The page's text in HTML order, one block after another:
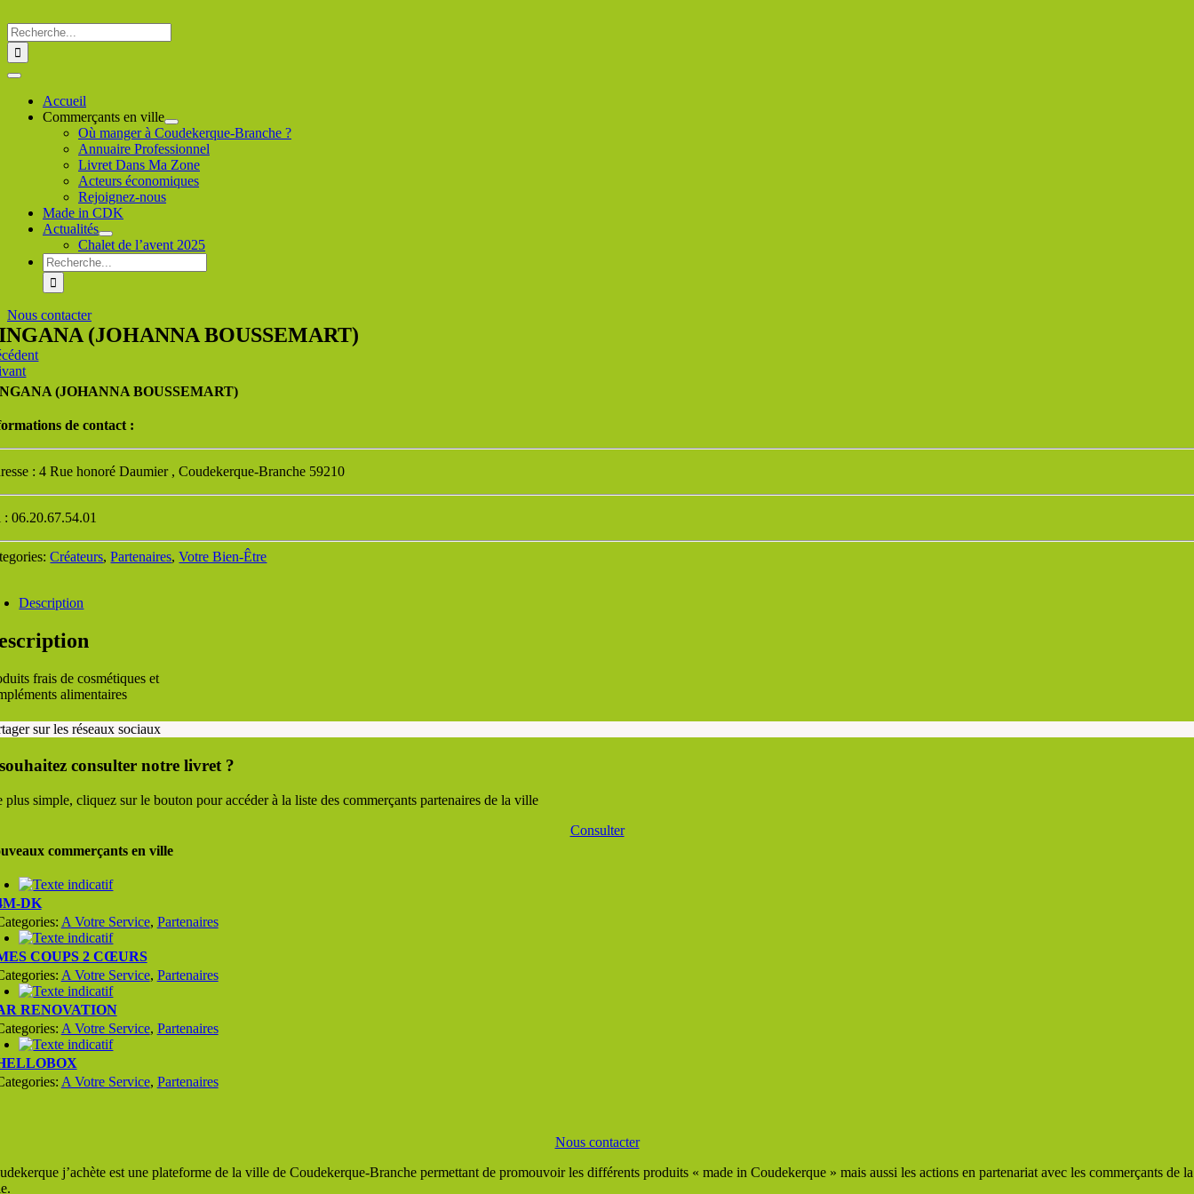
au
contenu
Rechercher
:
Toggle
NavigationAccueil
Commerçants en ville
Où manger à Coudekerque-Branche ?
Annuaire Professionnel
Livret Dans Ma Zone
Acteurs économiques
Rejoignez-nous
Made in CDK
Actualités
Chalet de l’avent 2025
Rechercher
:
Nous contacter
(JOHANNA BOUSSEMART)
(JOHANNA BOUSSEMART)
de contact :
: 4 Rue honoré Daumier , Coudekerque-Branche 59210
: 06.20.67.54.01
Créateurs,Partenaires,Votre Bien-Être
Description
frais de cosmétiques et
alimentaires
sur les réseaux sociaux
consulter notre livret ?
plus simple, cliquez sur le bouton pour accéder à la liste des commerçants partenaires de la ville
Consulter
commerçants en ville
DK
A Votre Service, Partenaires
COUPS 2 CŒURS
A Votre Service, Partenaires
RENOVATION
A Votre Service, Partenaires
A Votre Service, Partenaires
Nous contacter
j’achète est une plateforme de la ville de Coudekerque-Branche permettant de promouvoir les différents produits « made in Coudekerque » mais aussi les actions en partenariat avec les commerçants de la